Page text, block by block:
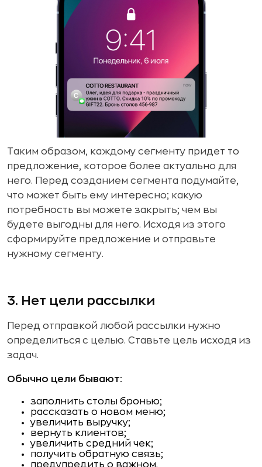
Таким образом, каждому сегменту придет то
предложение, которое более актуально для
него. Перед созданием сегмента подумайте,
что может быть ему интересно; какую
потребность вы можете закрыть; чем вы
будете выгодны для него. Исходя из этого
сформируйте предложение и отправьте
нужному сегменту.
3. Нет цели рассылки
Перед отправкой любой рассылки нужно
определиться с целью. Ставьте цель исходя из
задач.
Обычно цели бывают:
заполнить столы бронью;
рассказать о новом меню;
увеличить выручку;
вернуть клиентов;
увеличить средний чек;
получить обратную связь;
предупредить о важном.